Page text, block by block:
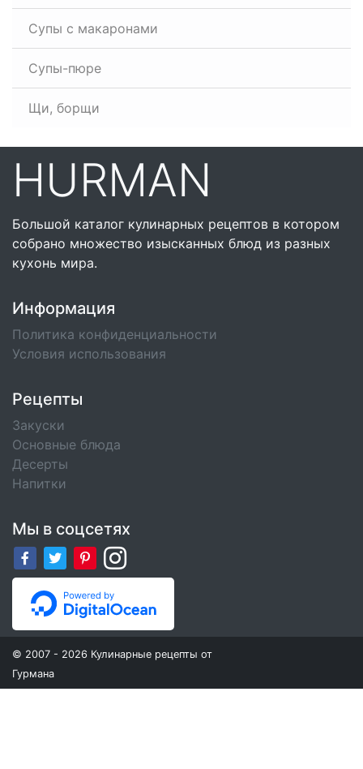
Супы с макаронами
Супы-пюре
Щи, борщи
HURMAN
Большой каталог кулинарных рецептов в котором
собрано множество изысканных блюд из разных
кухонь мира.
Информация
Политика конфиденциальности
Условия использования
Рецепты
Закуски
Основные блюда
Десерты
Напитки
Мы в соцсетях
© 2007 - 2026 Кулинарные рецепты от
Гурмана